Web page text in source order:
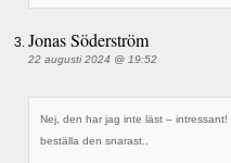
Jonas Söderström
22 augusti 2024 @ 19:52
Nej, den har jag inte läst –
beställa den snarast..